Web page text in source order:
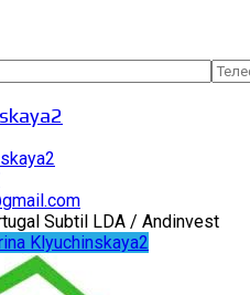
Subtil LDA / Andinvest
Klyuchinskaya2